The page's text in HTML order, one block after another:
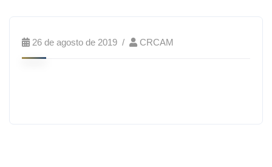
26 de agosto de 2019 CRCAM